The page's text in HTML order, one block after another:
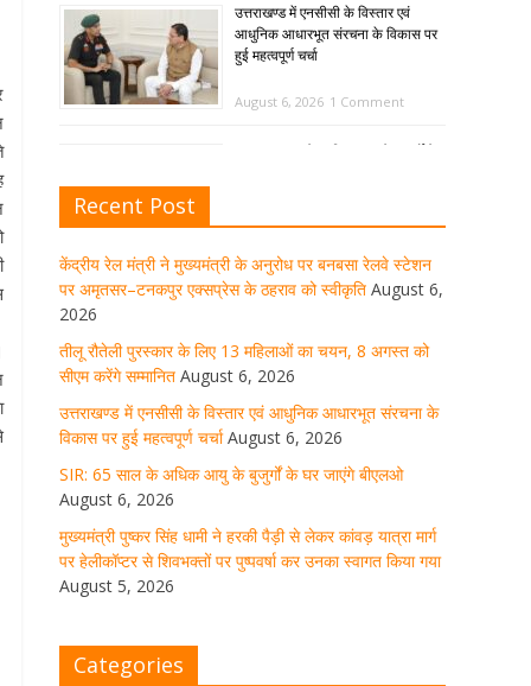
उत्तराखण्ड में एनसीसी के विस्तार एवं
आधुनिक आधारभूत संरचना के विकास पर
हुई महत्वपूर्ण चर्चा
August 6, 2026 1 Comment
SIR: 65 साल के अधिक आयु के बुजुर्गों के
मुख्यमंत्री पुष्कर सिंह धामी ने हरकी पैड़ी से
किया गया
धर्मनगरी हरिद्वार में कांवड़ यात्रा के दौरान
अद्भुत संगम देखने को मिला
August 5, 2026 1 Comment
Recent Post
केंद्रीय रेल मंत्री ने मुख्यमंत्री के अनुरोध पर बनबसा रेलवे स्टेशन
पर अमृतसर–टनकपुर एक्सप्रेस के ठहराव को स्वीकृति August 6,
2026
तीलू रौतेली पुरस्कार के लिए 13 महिलाओं का चयन, 8 अगस्त को
सीएम करेंगे सम्मानित August 6, 2026
उत्तराखण्ड में एनसीसी के विस्तार एवं आधुनिक आधारभूत संरचना के
विकास पर हुई महत्वपूर्ण चर्चा August 6, 2026
SIR: 65 साल के अधिक आयु के बुजुर्गों के घर जाएंगे बीएलओ
August 6, 2026
मुख्यमंत्री पुष्कर सिंह धामी ने हरकी पैड़ी से लेकर कांवड़ यात्रा मार्ग
पर हेलीकॉप्टर से शिवभक्तों पर पुष्पवर्षा कर उनका स्वागत किया गया
August 5, 2026
Categories